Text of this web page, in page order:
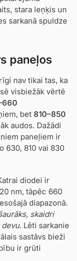
stara leņķis un
sarkanā spuldze
paneļos
nav tikai tas, ka
visbiežāk vērtē
bet 810–850
audos. Dažādi
paneļiem ir
630, 810 vai 830
diodei ir
nm, tāpēc 660
diapazonā.
skaidri
. Lēti sarkanie
sastāvs bieži
ir grūti